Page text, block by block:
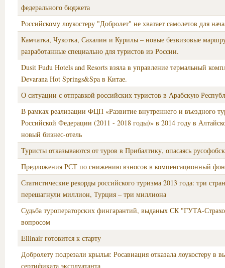
федерального бюджета
Российскому лоукостеру "Добролет" не хватает самолетов для
Камчатка, Чукотка, Сахалин и Курилы – новые безвизовые
разработанные специально для туристов из России.
Dusit Fudu Hotels and Resorts взяла в управление термальный
Devarana Hot Springs&Spa в Китае.
О ситуации с отправкой российских туристов в Арабскую
В рамках реализации ФЦП «Развитие внутреннего и въездного
Российской Федерации (2011 - 2018 годы)» в 2014 году в
новый бизнес-отель
Туристы отказываются от туров в Прибалтику, опасаясь
Предложения РСТ по снижению взносов в компенсационный
Статистические рекорды российского туризма 2013 года: три
перешагнули миллион, Турция – три миллиона
Судьба туроператорских фингарантий, выданых СК "ГУТА-
вопросом
Ellinair готовится к старту
Добролету подрезали крылья: Росавиация отказала лоукостеру в
сертификата эксплуатанта